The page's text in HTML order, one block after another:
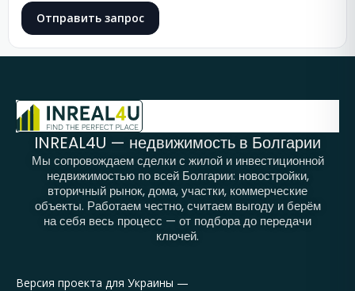
Отправить запрос
INREAL4U — недвижимость в Болгарии
Мы сопровождаем сделки с жилой и инвестиционной
недвижимостью по всей Болгарии: новостройки,
вторичный рынок, дома, участки, коммерческие
объекты. Работаем честно, считаем выгоду и берём
на себя весь процесс — от подбора до передачи
ключей.
Версия проекта для Украины —